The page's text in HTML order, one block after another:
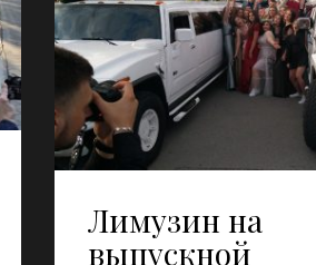
Лимузин на
выпускной